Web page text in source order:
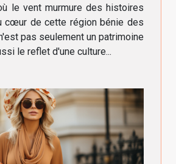
le vent murmure des histoires
cœur de cette région bénie des
pas seulement un patrimoine
le reflet d'une culture...